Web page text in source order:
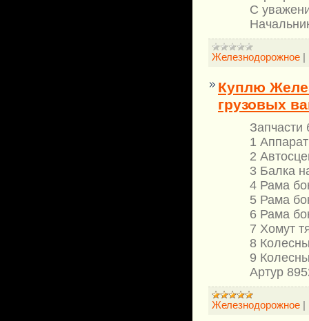
С
Железнодорожное |
Куплю
грузовых
Запчасти
1
2
3 Балка
4 Рама
5 Рама
6 Рама
7 Хомут
8
9
Артур
Железнодорожное |